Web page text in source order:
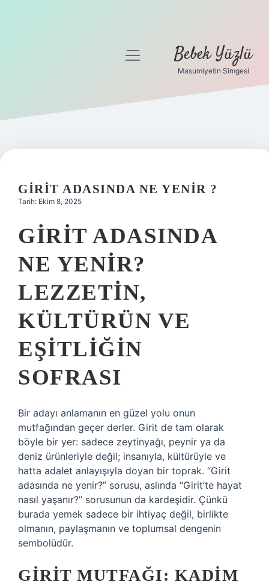
Gizlilik Politikası
Yasal Uyarı
menüyü
Bebek Yüzlü
Masumiyetin Simgesi
GIRIT ADASINDA NE YENIR ?
Tarih: Ekim 8, 2025
GIRIT ADASINDA
NE YENIR?
LEZZETIN,
KÜLTÜRÜN VE
EŞITLIĞIN
SOFRASI
Bir adayı anlamanın en güzel yolu onun
mutfağından geçer derler. Girit de tam olarak
böyle bir yer: sadece zeytinyağı, peynir ya da
deniz ürünleriyle değil; insanıyla, kültürüyle ve
hatta adalet anlayışıyla doyan bir toprak. “Girit
adasında ne yenir?” sorusu, aslında “Girit’te hayat
nasıl yaşanır?” sorusunun da kardeşidir. Çünkü
burada yemek sadece bir ihtiyaç değil, birlikte
olmanın, paylaşmanın ve toplumsal dengenin
sembolüdür.
GIRIT MUTFAĞI: KADIM